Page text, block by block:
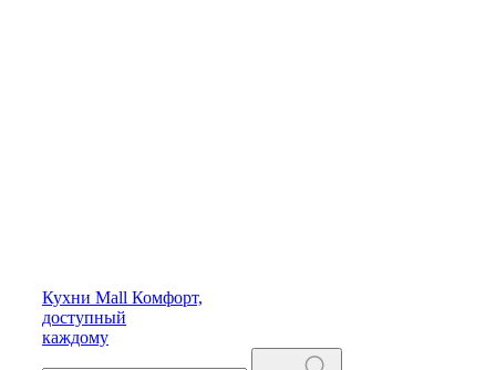
Кухни Mall Комфорт,
доступный
каждому